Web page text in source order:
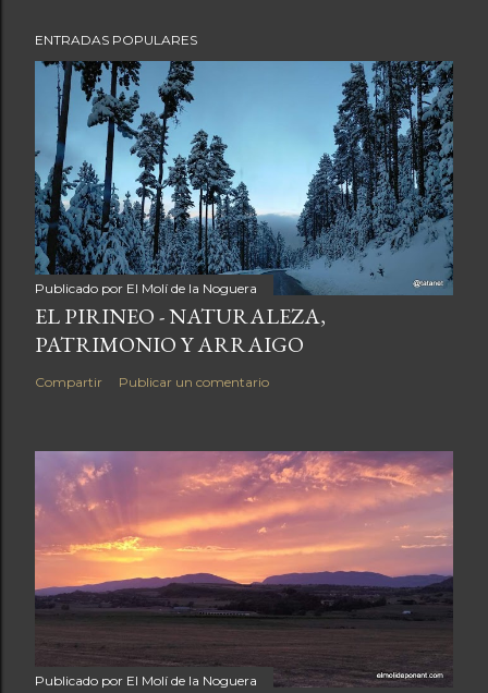
ENTRADAS POPULARES
Publicado por El Molí de la Noguera
EL PIRINEO - NATURALEZA,
PATRIMONIO Y ARRAIGO
Compartir Publicar un comentario
Publicado por El Molí de la Noguera